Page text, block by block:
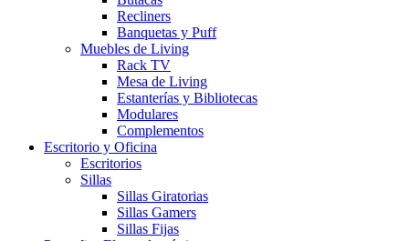
Recliners
Banquetas y Puff
Muebles de Living
Rack TV
Mesa de Living
Estanterías y Bibliotecas
Modulares
Complementos
Escritorio y Oficina
Escritorios
Sillas
Sillas Giratorias
Sillas Gamers
Sillas Fijas